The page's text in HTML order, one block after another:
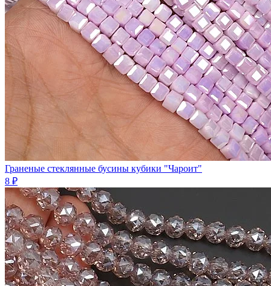
Граненые стеклянные бусины кубики "Чароит"
8 ₽